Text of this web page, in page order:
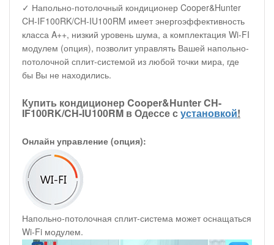
✓ Напольно-потолочный кондиционер Cooper&Hunter
CH-IF100RK/CH-IU100RM имеет энергоэффективность
класса A++, низкий уровень шума, а комплектация Wi-FI
модулем (опция), позволит управлять Вашей напольно-
потолочной сплит-системой из любой точки мира, где
бы Вы не находились.
Купить кондиционер Cooper&Hunter CH-
IF100RK/CH-IU100RM в Одессе сустановкой!
Онлайн управление (опция):
Напольно-потолочная сплит-система может оснащаться
Wi-Fi модулем.